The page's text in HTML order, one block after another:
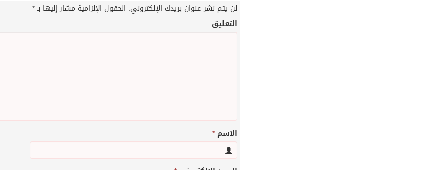
لن يتم نشر عنوان بريدك الإلكتروني. الحقول الإلزامية مشار إليها بـ*
التعليق
الاسم*